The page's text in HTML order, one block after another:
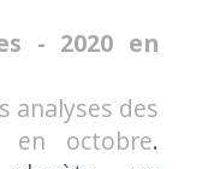
- 2020 en
analyses des
en octobre.